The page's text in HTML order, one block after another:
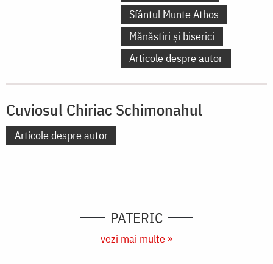
Sfântul Munte Athos
Mănăstiri și biserici
Articole despre autor
Cuviosul Chiriac Schimonahul
Articole despre autor
PATERIC
vezi mai multe »